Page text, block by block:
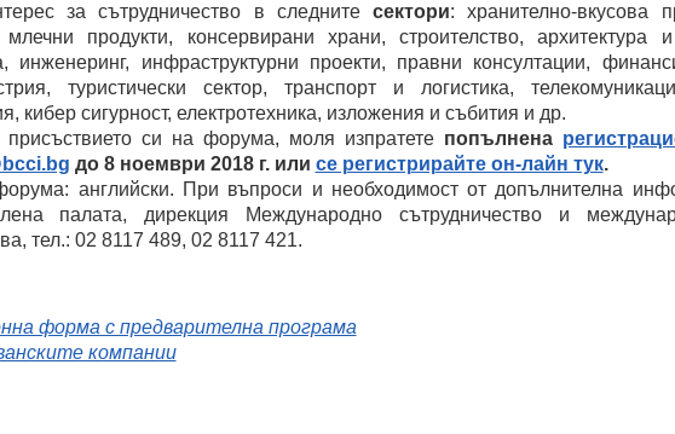
за сътрудничество в следнитесектори: хранително-вкусова
продукти, консервирани храни, строителство, архитектура
инженеринг, инфраструктурни проекти, правни консултации,
туристически сектор, транспорт и логистика,
кибер сигурност, електротехника, изложения и събития и др.
си на форума, моля изпратете попълнена
до 8 ноември 2018 г. или се регистрирайте он-лайн тук.
английски. При въпроси и необходимост от допълнителна
палата, дирекция Международно сътрудничество и
тел.: 02 8117 489, 02 8117 421.
форма с предварителна програма
компании